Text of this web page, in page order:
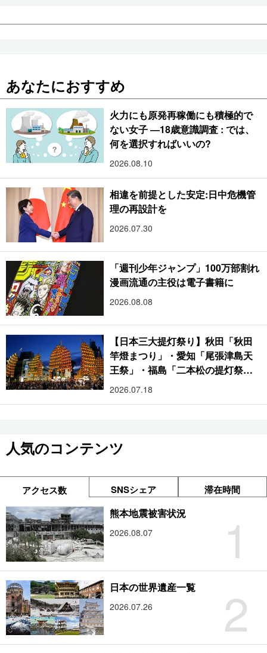
あなたにおすすめ
火力にも原発再稼働にも積極的で
ない女子 ―18歳意識調査 : では、
何を選択すればいいの?
2026.08.10
相違を前提とした安定:日中危機管
理の再設計を
2026.07.30
「週刊少年ジャンプ」100万部割れ
漫画流通の主役は電子書籍に
2026.08.08
【日本三大提灯祭り】秋田「秋田
竿燈まつり」・愛知「尾張津島天
王祭」・福島「二本松の提灯祭
り」:おびただしい灯火が夜空を照
2026.07.18
人気のコンテンツ
アクセス数 SNSシェア 滞在時間
1
熊本地震被害状況
2026.08.07
2
日本の世界遺産一覧
2026.07.26